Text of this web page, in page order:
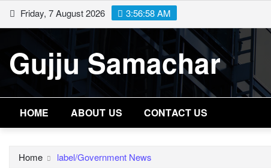
Skip Friday, 7 August 2026 3:56:58 AM
Gujju Samachar
HOME ABOUT US CONTACT US
Home label/Government News